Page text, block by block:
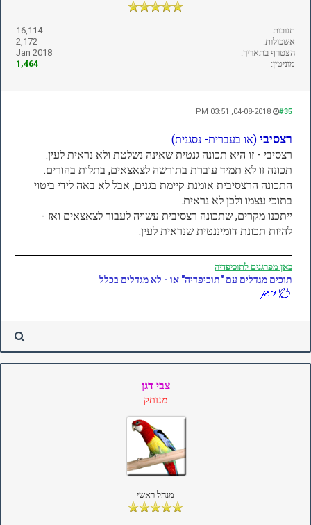
תגובות:
16,114
אשכולות:
2,172
הצטרף בתאריך:
Jan 2018
מוניטין:
1,464
#35
רצסיבי (או בעברית- נסגנית)
רצסיבי - זו היא תכונה גנטית שאינה נשלטת ולא נראית לעין.
תכונה זו לא תמיד עוברת בתורשה לצאצאים, בתלות בהורים.
התכונה הרצסיבית אומנת קיימת בגנים, אבל לא באה לידי ביטוי
בתוכי עצמו ולכן לא נראית.
ייתכנו מקרים, שתכונה רצסיבית עשויה לעבור לצאצאים ואז -
להיות תכונת דומיננטית שנראית לעין.
כאן מפרגנים לתוכיפדיה
תוכים מגדלים עם "תוכיפדיה" או - לא מגדלים בכלל
צבי דגן
מנותק
מנהל ראשי